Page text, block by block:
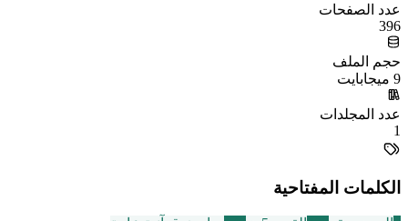
عدد الصفحات
396
حجم الملف
9 ميجابايت
عدد المجلدات
1
الكلمات المفتاحية